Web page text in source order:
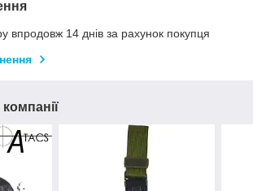
впродовж 14 днів за рахунок покупця